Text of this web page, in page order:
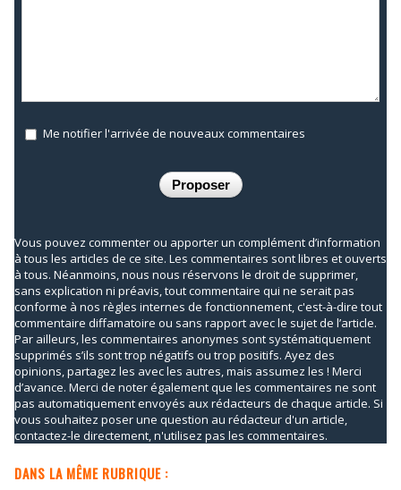
Me notifier l'arrivée de nouveaux commentaires
Vous pouvez commenter ou apporter un complément d’information
à tous les articles de ce site. Les commentaires sont libres et ouverts
à tous. Néanmoins, nous nous réservons le droit de supprimer,
sans explication ni préavis, tout commentaire qui ne serait pas
conforme à nos règles internes de fonctionnement, c'est-à-dire tout
commentaire diffamatoire ou sans rapport avec le sujet de l’article.
Par ailleurs, les commentaires anonymes sont systématiquement
supprimés s’ils sont trop négatifs ou trop positifs. Ayez des
opinions, partagez les avec les autres, mais assumez les ! Merci
d’avance. Merci de noter également que les commentaires ne sont
pas automatiquement envoyés aux rédacteurs de chaque article. Si
vous souhaitez poser une question au rédacteur d'un article,
contactez-le directement, n'utilisez pas les commentaires.
DANS LA MÊME RUBRIQUE :